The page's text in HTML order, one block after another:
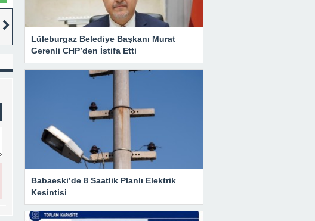
Lüleburgaz Belediye Başkanı Murat
Gerenli CHP’den İstifa Etti
Babaeski’de 8 Saatlik Planlı Elektrik
Kesintisi